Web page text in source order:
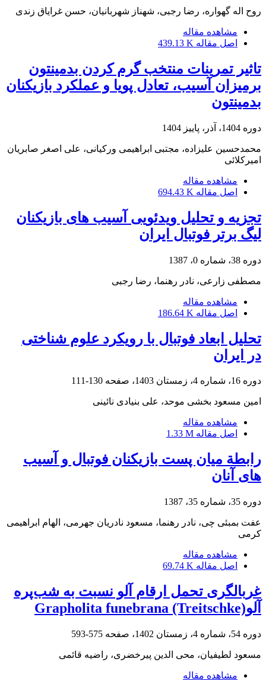
روح اله گهواره، رضا رجبی، شهناز شهربانیان، حسن غرایاق زندی
مشاهده مقاله
اصل مقاله 439.13 K
تاثیر تمرینات منتخب گرم کردن بدمینتون
برمیزان آسیب، تعادل پویا و عملکرد بازیکنان
بدمینتون
دوره 1404، آذر، پاییز 1404
محمدحسین علیزاده، مجتبی ابراهیمی ورکیانی، علی اصغر صابریان
امیرکلائی
مشاهده مقاله
اصل مقاله 694.43 K
تجزیه و تحلیل ویدئویی آسیب های بازیکنان
لیگ برتر فوتبال ایران
دوره 38، شماره 0، 1387
مصطفی زارعی، نادر رهنما، رضا رجبی
مشاهده مقاله
اصل مقاله 186.64 K
تحلیل ابعاد فوتبال با رویکرد علوم شناختی
در ایران
دوره 16، شماره 4، زمستان 1403، صفحه 130-111
امین مسعود بخشی موحد، علی بنیادی نائینی
مشاهده مقاله
اصل مقاله 1.33 M
رابطة میان پست بازیکنان فوتبال و آسیب
های آنان
دوره 35، شماره 35، 1387
عفت بمبئی چی، نادر رهنما، مسعود نادریان جهرمی، الهام ابراهیمی
کرمی
مشاهده مقاله
اصل مقاله 69.74 K
غربالگری تحمل ارقام آلو نسبت به شب‌پره
آلوGrapholita funebrana (Treitschke)
دوره 54، شماره 4، زمستان 1402، صفحه 575-593
مسعود لطیفیان، محی الدین پیرخضری، راضیه قائمی
مشاهده مقاله